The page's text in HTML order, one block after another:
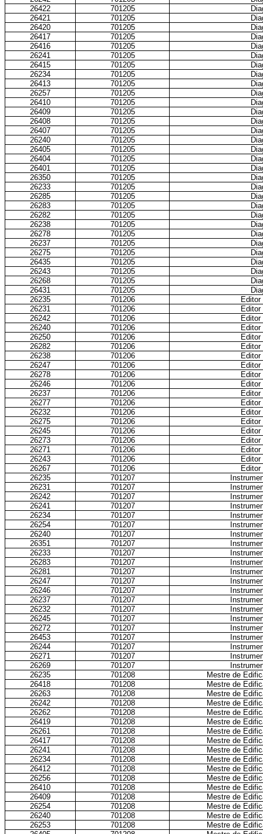
26422
701205
26421
701205
26420
701205
26417
701205
26416
701205
26241
701205
26415
701205
26234
701205
26413
701205
26257
701205
26410
701205
26409
701205
26408
701205
26407
701205
26240
701205
26405
701205
26404
701205
26401
701205
26350
701205
26233
701205
26285
701205
26283
701205
26282
701205
26238
701205
26278
701205
26237
701205
26275
701205
26435
701205
26243
701205
26268
701205
26431
701205
26235
701206
26231
701206
26242
701206
26240
701206
26250
701206
26282
701206
26238
701206
26247
701206
26278
701206
26246
701206
26237
701206
26277
701206
26232
701206
26275
701206
26245
701206
26273
701206
26271
701206
26243
701206
26267
701206
26235
701207
26231
701207
26242
701207
26241
701207
26234
701207
26254
701207
26240
701207
26351
701207
26233
701207
26283
701207
26281
701207
26247
701207
26246
701207
26237
701207
26232
701207
26245
701207
26272
701207
26453
701207
26244
701207
26271
701207
26269
701207
26235
701208
Mestre de
26418
701208
Mestre de
26263
701208
Mestre de
26242
701208
Mestre de
26262
701208
Mestre de
26419
701208
Mestre de
26261
701208
Mestre de
26417
701208
Mestre de
26241
701208
Mestre de
26234
701208
Mestre de
26412
701208
Mestre de
26256
701208
Mestre de
26410
701208
Mestre de
26409
701208
Mestre de
26254
701208
Mestre de
26240
701208
Mestre de
26253
701208
Mestre de